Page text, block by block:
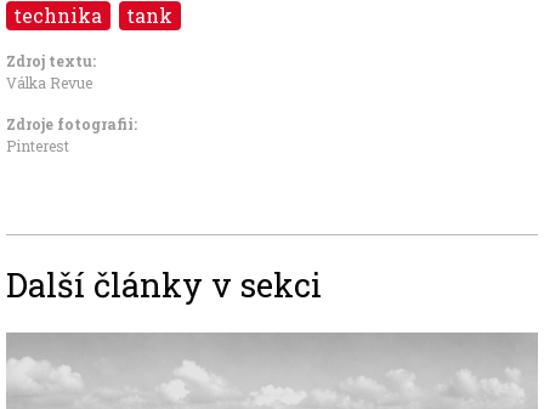
technika tank
Zdroj textu:
Válka Revue
Zdroje fotografii:
Pinterest
Další články v sekci